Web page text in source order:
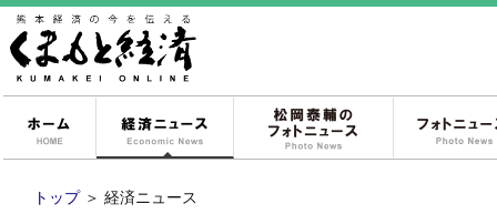
経済ニュース
トップ ＞ 経済ニュース